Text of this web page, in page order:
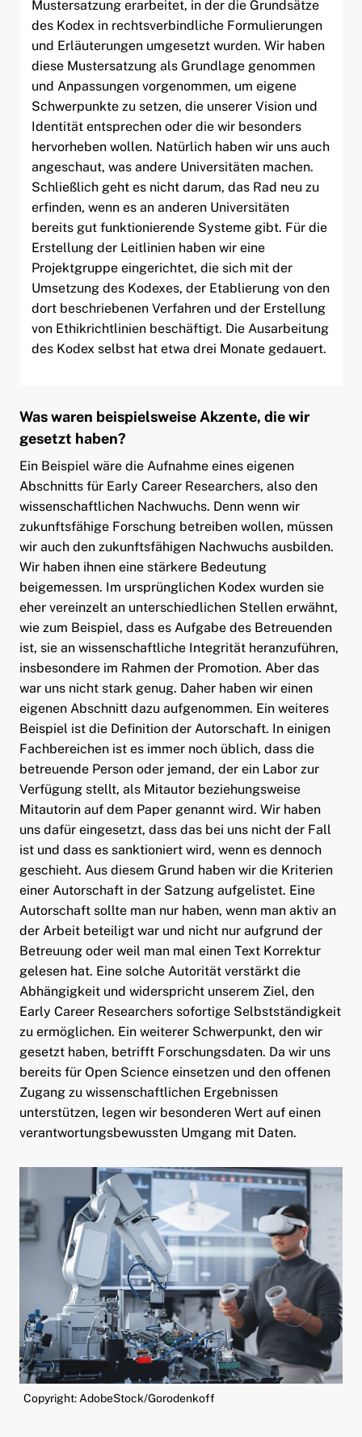
Mustersatzung erarbeitet, in der die Grundsätze
des Kodex in rechtsverbindliche Formulierungen
und Erläuterungen umgesetzt wurden. Wir haben
diese Mustersatzung als Grundlage genommen
und Anpassungen vorgenommen, um eigene
Schwerpunkte zu setzen, die unserer Vision und
Identität entsprechen oder die wir besonders
hervorheben wollen. Natürlich haben wir uns auch
angeschaut, was andere Universitäten machen.
Schließlich geht es nicht darum, das Rad neu zu
erfinden, wenn es an anderen Universitäten
bereits gut funktionierende Systeme gibt. Für die
Erstellung der Leitlinien haben wir eine
Projektgruppe eingerichtet, die sich mit der
Umsetzung des Kodexes, der Etablierung von den
dort beschriebenen Verfahren und der Erstellung
von Ethikrichtlinien beschäftigt. Die Ausarbeitung
des Kodex selbst hat etwa drei Monate gedauert.
Was waren beispielsweise Akzente, die wir
gesetzt haben?
Ein Beispiel wäre die Aufnahme eines eigenen
Abschnitts für Early Career Researchers, also den
wissenschaftlichen Nachwuchs. Denn wenn wir
zukunftsfähige Forschung betreiben wollen, müssen
wir auch den zukunftsfähigen Nachwuchs ausbilden.
Wir haben ihnen eine stärkere Bedeutung
beigemessen. Im ursprünglichen Kodex wurden sie
eher vereinzelt an unterschiedlichen Stellen erwähnt,
wie zum Beispiel, dass es Aufgabe des Betreuenden
ist, sie an wissenschaftliche Integrität heranzuführen,
insbesondere im Rahmen der Promotion. Aber das
war uns nicht stark genug. Daher haben wir einen
eigenen Abschnitt dazu aufgenommen. Ein weiteres
Beispiel ist die Definition der Autorschaft. In einigen
Fachbereichen ist es immer noch üblich, dass die
betreuende Person oder jemand, der ein Labor zur
Verfügung stellt, als Mitautor beziehungsweise
Mitautorin auf dem Paper genannt wird. Wir haben
uns dafür eingesetzt, dass das bei uns nicht der Fall
ist und dass es sanktioniert wird, wenn es dennoch
geschieht. Aus diesem Grund haben wir die Kriterien
einer Autorschaft in der Satzung aufgelistet. Eine
Autorschaft sollte man nur haben, wenn man aktiv an
der Arbeit beteiligt war und nicht nur aufgrund der
Betreuung oder weil man mal einen Text Korrektur
gelesen hat. Eine solche Autorität verstärkt die
Abhängigkeit und widerspricht unserem Ziel, den
Early Career Researchers sofortige Selbstständigkeit
zu ermöglichen. Ein weiterer Schwerpunkt, den wir
gesetzt haben, betrifft Forschungsdaten. Da wir uns
bereits für Open Science einsetzen und den offenen
Zugang zu wissenschaftlichen Ergebnissen
unterstützen, legen wir besonderen Wert auf einen
verantwortungsbewussten Umgang mit Daten.
Copyright: AdobeStock/Gorodenkoff